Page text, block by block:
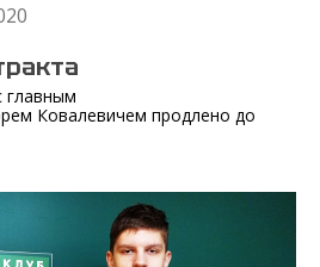
главным
Ковалевичем продлено до